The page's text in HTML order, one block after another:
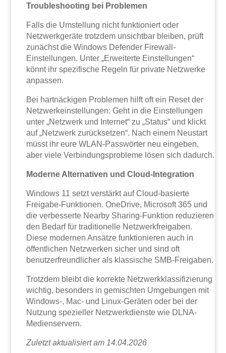
Troubleshooting bei Problemen
Falls die Umstellung nicht funktioniert oder
Netzwerkgeräte trotzdem unsichtbar bleiben, prüft
zunächst die Windows Defender Firewall-
Einstellungen. Unter „Erweiterte Einstellungen“
könnt ihr spezifische Regeln für private Netzwerke
anpassen.
Bei hartnäckigen Problemen hilft oft ein Reset der
Netzwerkeinstellungen: Geht in die Einstellungen
unter „Netzwerk und Internet“ zu „Status“ und klickt
auf „Netzwerk zurücksetzen“. Nach einem Neustart
müsst ihr eure WLAN-Passwörter neu eingeben,
aber viele Verbindungsprobleme lösen sich dadurch.
Moderne Alternativen und Cloud-Integration
Windows 11 setzt verstärkt auf Cloud-basierte
Freigabe-Funktionen. OneDrive, Microsoft 365 und
die verbesserte Nearby Sharing-Funktion reduzieren
den Bedarf für traditionelle Netzwerkfreigaben.
Diese modernen Ansätze funktionieren auch in
öffentlichen Netzwerken sicher und sind oft
benutzerfreundlicher als klassische SMB-Freigaben.
Trotzdem bleibt die korrekte Netzwerkklassifizierung
wichtig, besonders in gemischten Umgebungen mit
Windows-, Mac- und Linux-Geräten oder bei der
Nutzung spezieller Netzwerkdienste wie DLNA-
Medienservern.
Zuletzt aktualisiert am 14.04.2026